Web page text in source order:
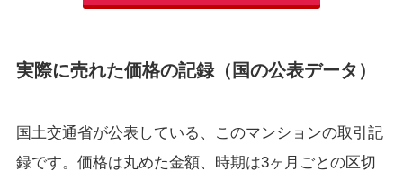
実際に売れた価格の記録（国の公表データ）
国土交通省が公表している、このマンションの取引記
録です。価格は丸めた金額、時期は3ヶ月ごとの区切